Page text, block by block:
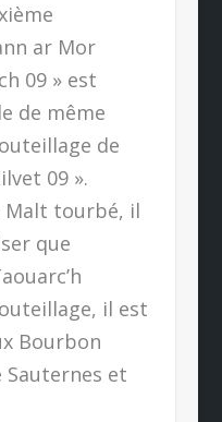
ar Mor
09 » est
de même
de
09 ».
Malt tourbé, il
que
il est
Bourbon
Sauternes et